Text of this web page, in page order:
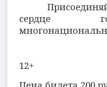
сердце
12+